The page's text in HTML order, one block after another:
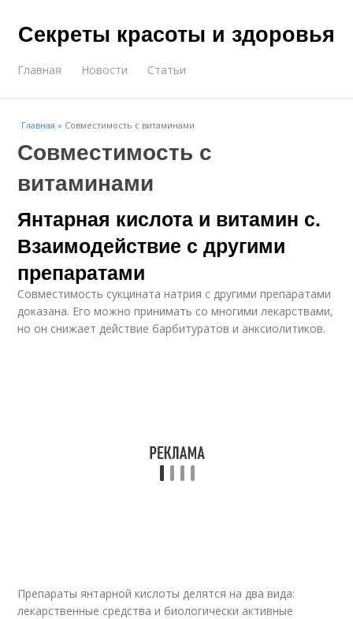
Секреты красоты и здоровья
Главная Новости Статьи
Главная » Совместимость с витаминами
Совместимость с
витаминами
Янтарная кислота и витамин с.
Взаимодействие с другими
препаратами
Совместимость сукцината натрия с другими препаратами
доказана. Его можно принимать со многими лекарствами,
но он снижает действие барбитуратов и анксиолитиков.
Препараты янтарной кислоты делятся на два вида:
лекарственные средства и биологически активные